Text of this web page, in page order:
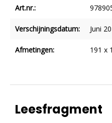
Art.nr.:
Verschijningsdatum: Juni
Afmetingen: 191 x
Leesfragment